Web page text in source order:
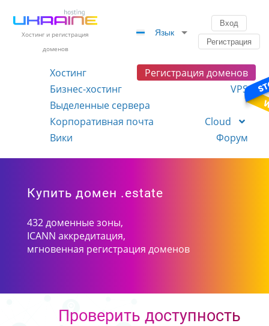
Хостинг и регистрация
доменов
Язык
Вход
Регистрация
Хостинг
Регистрация доменов
Бизнес-хостинг
VPS
Выделенные сервера
Корпоративная почта
Cloud
Вики
Форум
Купить домен .estate
432 доменные зоны,
ICANN аккредитация,
мгновенная регистрация доменов
Проверить доступность